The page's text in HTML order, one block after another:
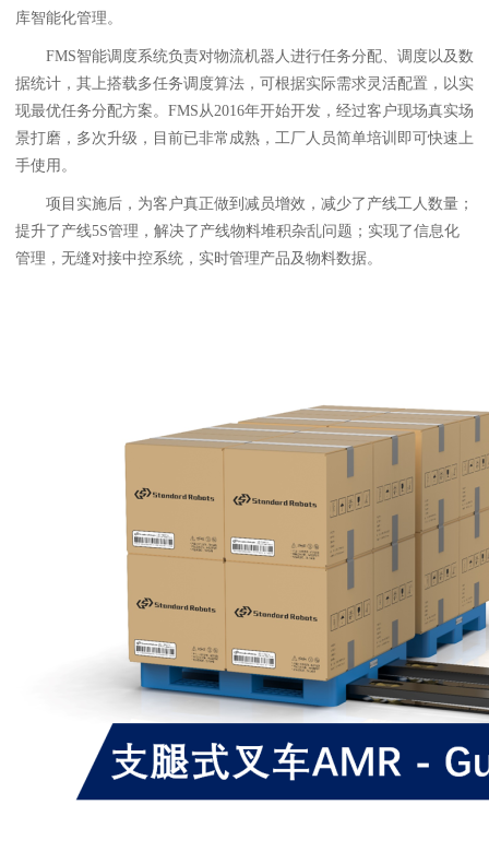
库智能化管理。
FMS智能调度系统负责对物流机器人进行任务分配、调度以及数
据统计，其上搭载多任务调度算法，可根据实际需求灵活配置，以实
现最优任务分配方案。FMS从2016年开始开发，经过客户现场真实场
景打磨，多次升级，目前已非常成熟，工厂人员简单培训即可快速上
手使用。
项目实施后，为客户真正做到减员增效，减少了产线工人数量；
提升了产线5S管理，解决了产线物料堆积杂乱问题；实现了信息化
管理，无缝对接中控系统，实时管理产品及物料数据。